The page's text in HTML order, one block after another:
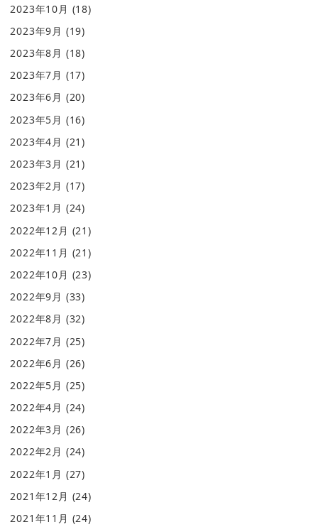
2023年10月 (18)
2023年9月 (19)
2023年8月 (18)
2023年7月 (17)
2023年6月 (20)
2023年5月 (16)
2023年4月 (21)
2023年3月 (21)
2023年2月 (17)
2023年1月 (24)
2022年12月 (21)
2022年11月 (21)
2022年10月 (23)
2022年9月 (33)
2022年8月 (32)
2022年7月 (25)
2022年6月 (26)
2022年5月 (25)
2022年4月 (24)
2022年3月 (26)
2022年2月 (24)
2022年1月 (27)
2021年12月 (24)
2021年11月 (24)